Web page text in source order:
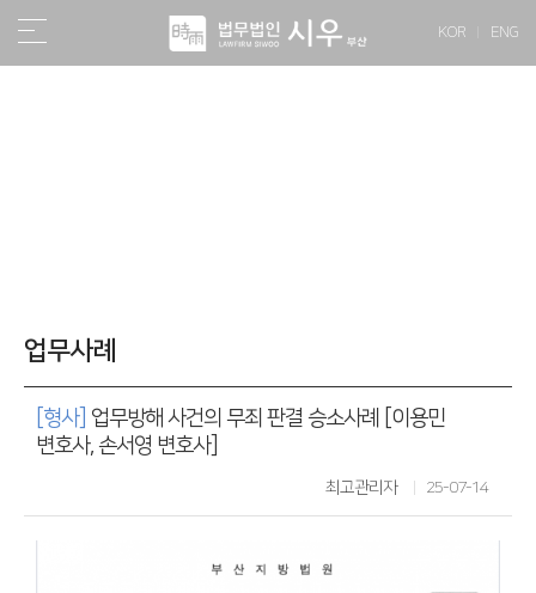
KOR ENG
업무사례
[형사] 업무방해 사건의 무죄 판결 승소사례 [이용민
변호사, 손서영 변호사]
최고관리자 25-07-14